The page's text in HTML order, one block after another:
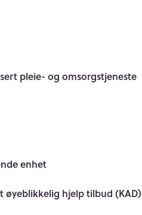
pleie- og omsorgstjeneste
enhet
øyeblikkelig hjelp tilbud (KAD)